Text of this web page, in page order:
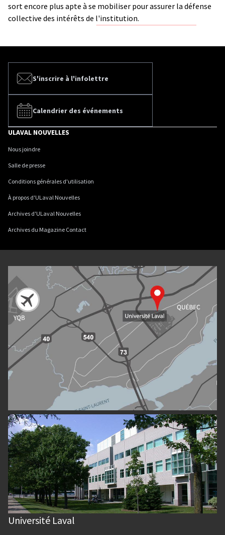
sort encore plus apte à se mobiliser pour assurer la défense
collective des intérêts de l'institution.
S'inscrire à l'infolettre
Calendrier des événements
ULAVAL NOUVELLES
Nous joindre
Salle de presse
Conditions générales d'utilisation
À propos d'ULaval Nouvelles
Archives d'ULaval Nouvelles
Archives du Magazine Contact
Université Laval